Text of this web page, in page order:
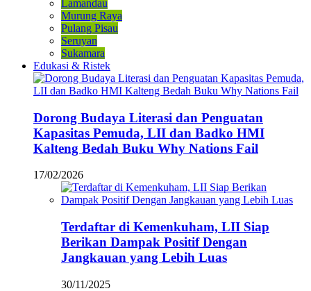
Lamandau
Murung Raya
Pulang Pisau
Seruyan
Sukamara
Edukasi & Ristek
Dorong Budaya Literasi dan Penguatan
Kapasitas Pemuda, LII dan Badko HMI
Kalteng Bedah Buku Why Nations Fail
17/02/2026
Terdaftar di Kemenkuham, LII Siap
Berikan Dampak Positif Dengan
Jangkauan yang Lebih Luas
30/11/2025